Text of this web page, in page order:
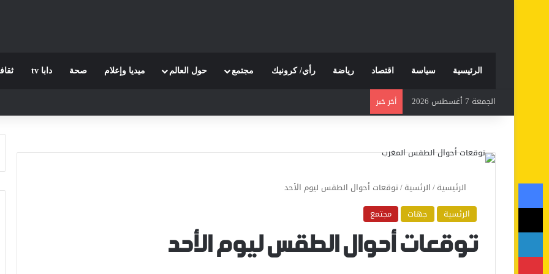
الرئيسية سياسة اقتصاد رياضة رأي/ كرونيك مجتمع حول العالم ميديا وإعلام صحة دابا tv
الجمعة 7 أغسطس 2026 أخر خبر
الرئيسية/الرئسية/توقعات أحوال الطقس ليوم الأحد
الرئسية
جهات مجتمع
توقعات أحوال الطقس ليوم الأحد